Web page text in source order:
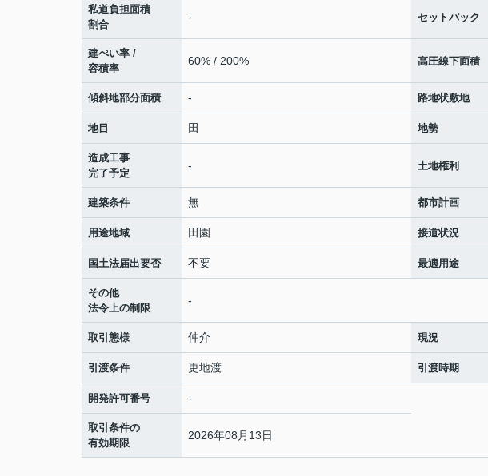
私道負担面積
割合
- セットバック
建ぺい率 /
容積率
60% / 200% 高圧線下面積
傾斜地部分面積 - 路地状敷地
地目 田 地勢
造成工事
完了予定
- 土地権利
建築条件 無 都市計画
用途地域 田園 接道状況
国土法届出要否 不要 最適用途
その他
法令上の制限
-
取引態様 仲介 現況
引渡条件 更地渡 引渡時期
開発許可番号 -
取引条件の
有効期限
2026年08月13日